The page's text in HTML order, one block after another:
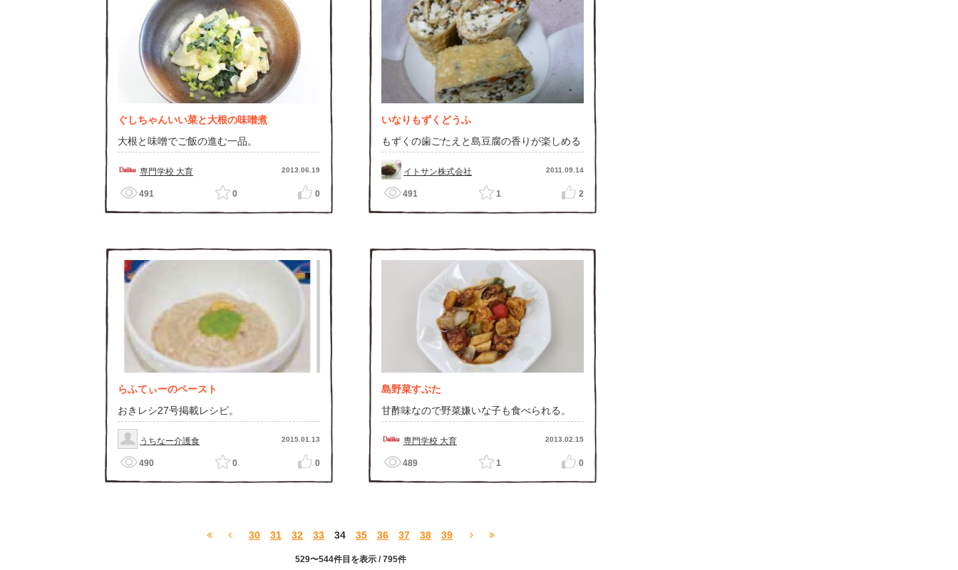
ぐしちゃんいい菜と大根の味噌煮
大根と味噌でご飯の進む一品。
専門学校 大育 2013.06.19
491 0 0
いなりもずくどうふ
もずくの歯ごたえと島豆腐の香りが楽しめる
イトサン株式会社 2011.09.14
491 1 2
らふてぃーのペースト
おきレシ27号掲載レシピ。
うちなー介護食 2015.01.13
490 0 0
島野菜すぶた
甘酢味なので野菜嫌いな子も食べられる。
専門学校 大育 2013.02.15
489 1 0
30 31 32 33 34 35 36 37 38 39
529〜544件目を表示 / 795件